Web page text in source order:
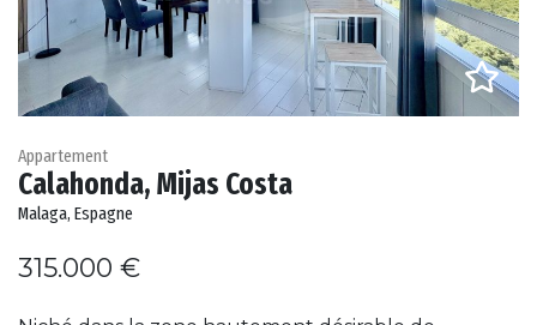
Appartement
Calahonda, Mijas Costa
Malaga, Espagne
315.000 €